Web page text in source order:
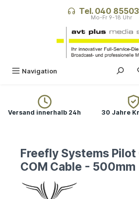
Tel. 040
Navigation
Versand innerhalb 24h 30 Jahre
Freefly Systems Pilot
COM Cable - 500mm